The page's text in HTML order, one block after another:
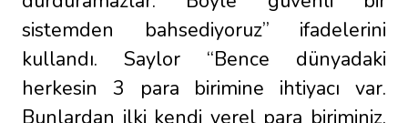
sistemden bahsediyoruz” ifadelerini
kullandı. Saylor “Bence dünyadaki
herkesin 3 para birimine ihtiyacı var.
Bunlardan ilki kendi yerel para biriminiz.